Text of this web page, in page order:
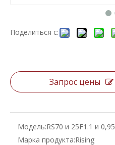
Поделиться с:
Запрос цены
Модель:RS70 и 25F1.1 и 0,95
Марка продукта:Rising